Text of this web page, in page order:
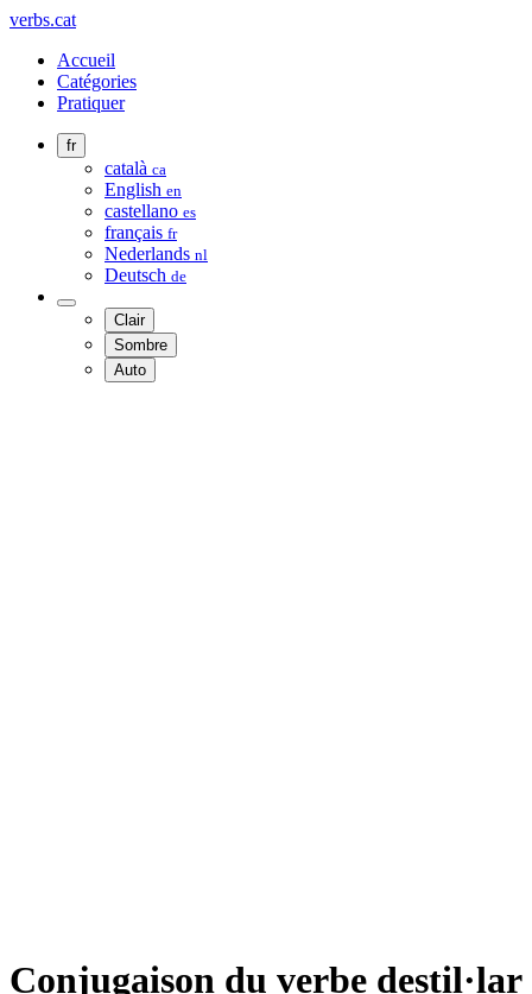
verbs.cat
Accueil
Catégories
Pratiquer
fr
català ca
English en
castellano es
français fr
Nederlands nl
Deutsch de
Clair
Sombre
Auto
Conjugaison du verbe destil·lar